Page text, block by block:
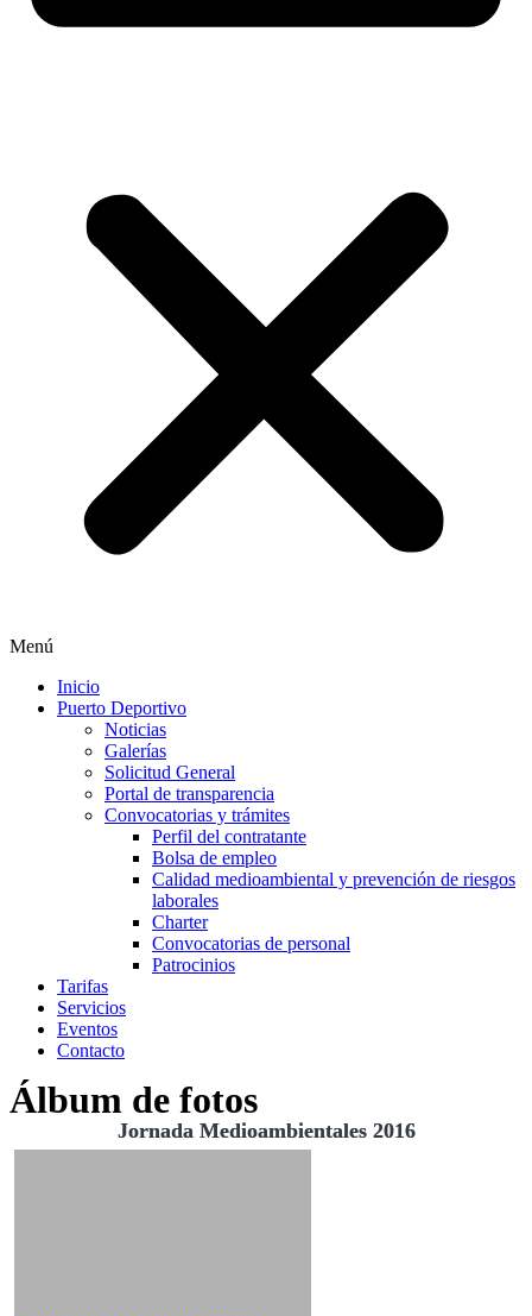
Menú
Inicio
Puerto Deportivo
Noticias
Galerías
Solicitud General
Portal de transparencia
Convocatorias y trámites
Perfil del contratante
Bolsa de empleo
Calidad medioambiental y prevención de riesgos
laborales
Charter
Convocatorias de personal
Patrocinios
Tarifas
Servicios
Eventos
Contacto
Álbum de fotos
Jornada Medioambientales 2016